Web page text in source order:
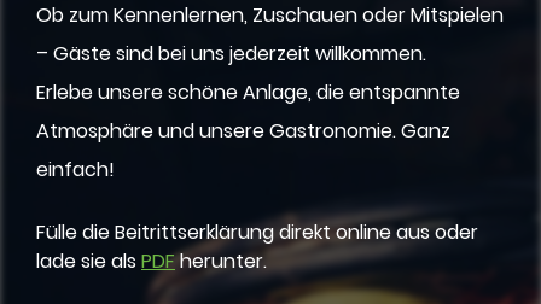
Ob zum Kennenlernen, Zuschauen oder Mitspielen
– Gäste sind bei uns jederzeit willkommen.
Erlebe unsere schöne Anlage, die entspannte
Atmosphäre und unsere Gastronomie. Ganz
einfach!
Fülle die Beitrittserklärung direkt online aus oder
lade sie alsPDFherunter.